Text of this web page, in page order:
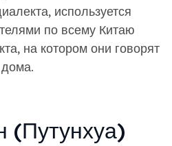
используется
по всему Китаю
на котором они говорят
дома.
(Путунхуа)